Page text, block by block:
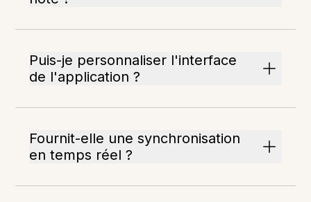
Puis-je personnaliser l'interface
de l'application ?
Fournit-elle une synchronisation
en temps réel ?